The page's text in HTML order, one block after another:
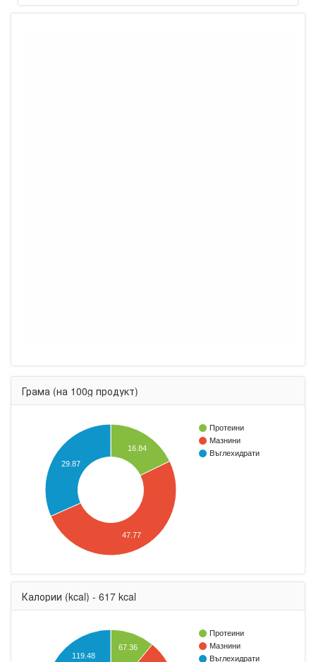
Грама (на 100g продукт)
Протеини
Мазнини
Въглехидрати
16.84
29.87
47.77
Калории (kcal) - 617 kcal
Протеини
Мазнини
Въглехидрати
67.36
119.48